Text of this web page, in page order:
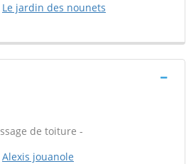
Le jardin des nounets
de toiture -
Alexis jouanole